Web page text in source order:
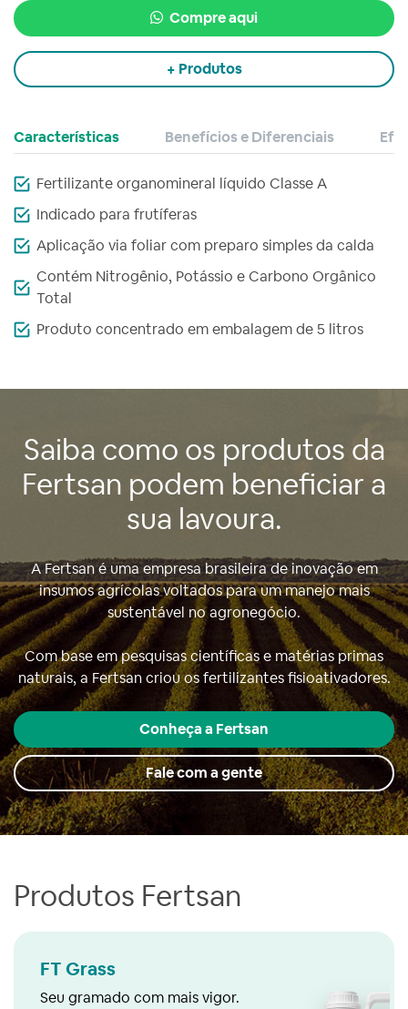
Compre aqui
+ Produtos
Características Benefícios e Diferenciais
Fertilizante organomineral líquido Classe A
Indicado para frutíferas
Aplicação via foliar com preparo simples da calda
Contém Nitrogênio, Potássio e Carbono Orgânico
Total
Produto concentrado em embalagem de 5 litros
Saiba como os produtos da
Fertsan podem beneficiar a
sua lavoura.
A Fertsan é uma empresa brasileira de inovação em
insumos agrícolas voltados para um manejo mais
sustentável no agronegócio.
Com base em pesquisas científicas e matérias primas
naturais, a Fertsan criou os fertilizantes fisioativadores.
Conheça a Fertsan
Fale com a gente
Produtos Fertsan
FT Grass
Seu gramado com mais vigor.